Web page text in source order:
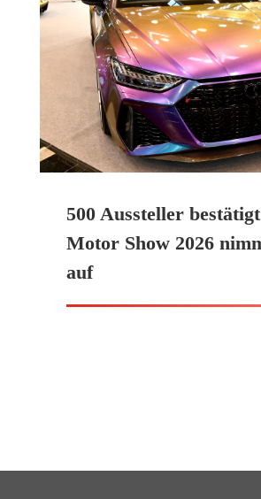
500 Aussteller
Motor Show 2026
auf